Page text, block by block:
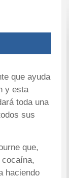
que ayuda
y esta
toda una
sus
que,
haciendo